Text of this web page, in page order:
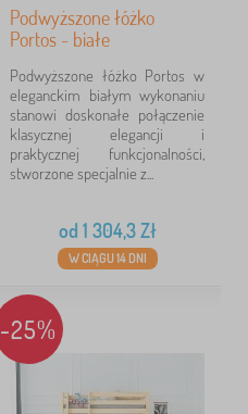
Podwyższone łóżko
Portos - białe
Podwyższone łóżko Portos w
eleganckim białym wykonaniu
stanowi doskonałe połączenie
klasycznej elegancji i
praktycznej funkcjonalności,
stworzone specjalnie z...
od 1 304,3Zł
W CIĄGU 14 DNI
-25%